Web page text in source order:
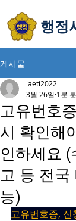
행정
게시물
고유번호
시 확인해
인하세요
고 등 전
능)
iaeti2022
3월 26일 1분
고유번호증,